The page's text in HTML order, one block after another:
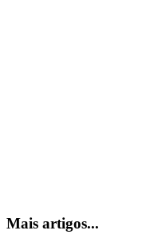
Mais artigos...